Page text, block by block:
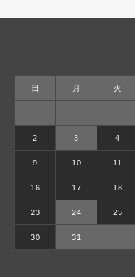
日 月 火
2 3 4
9 10 11
16 17 18
23 24 25
30 31